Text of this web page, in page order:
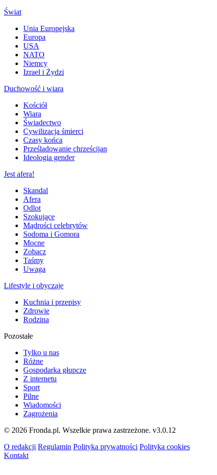
Świat
Unia Europejska
Europa
USA
NATO
Niemcy
Izrael i Żydzi
Duchowość i wiara
Kościół
Wiara
Świadectwo
Cywilizacja śmierci
Czasy końca
Prześladowanie chrześcijan
Ideologia gender
Jest afera!
Skandal
Afera
Odlot
Szokujące
Mądrości celebrytów
Sodoma i Gomora
Mocne
Zobacz
Taśmy
Uwaga
Lifestyle i obyczaje
Kuchnia i przepisy
Zdrowie
Rodzina
Pozostałe
Tylko u nas
Różne
Gospodarka głupcze
Z internetu
Sport
Pilne
Wiadomości
Zagrożenia
© 2026 Fronda.pl. Wszelkie prawa zastrzeżone. v3.0.12
O redakcji Regulamin Polityka prywatności Polityka cookies
Kontakt